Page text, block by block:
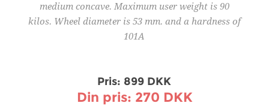
medium concave. Maximum user weight is 90
kilos. Wheel diameter is 53 mm. and a hardness of
101A
Pris: 899 DKK
Din pris: 270 DKK